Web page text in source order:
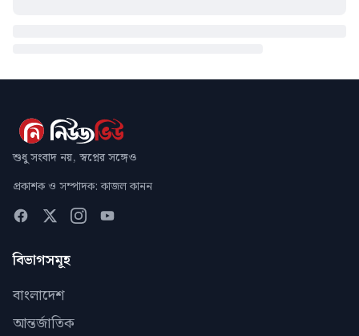
শুধু সংবাদ নয়, স্বপ্নের সঙ্গেও
প্রকাশক ও সম্পাদক: কাজল কানন
বিভাগসমূহ
বাংলাদেশ
আন্তর্জাতিক